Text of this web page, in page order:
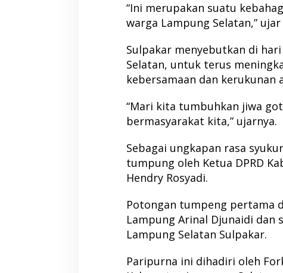
“Ini merupakan suatu
warga Lampung Selatan,”
Sulpakar menyebutkan di
Selatan, untuk terus
kebersamaan dan kerukunan
“Mari kita tumbuhkan jiwa
bermasyarakat kita,” ujarnya.
Sebagai ungkapan rasa
tumpung oleh Ketua DPRD
Hendry Rosyadi.
Potongan tumpeng pertama
Lampung Arinal Djunaidi dan
Lampung Selatan Sulpakar.
Paripurna ini dihadiri oleh